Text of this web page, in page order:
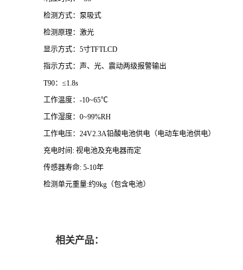
检测方式：泵吸式
检测原理：激光
显示方式： 5寸TFTLCD
指示方式：声、光、震动两级报警输出
T90： ≤1 .8s
工作温度： -10~65℃
工作湿度： 0~99%RH
工作电压： 24V2.3A铅酸电池供电 （电动车电池供电）
充电时间 : 视电池及充电器而定
传感器寿命: 5-10年
检测单元重量:约9kg （包含电池）
相关产品：